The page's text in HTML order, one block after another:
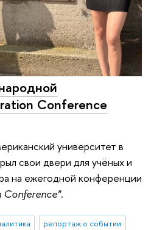
Conference
университет в
свои двери для учёных и
на ежегодной конференции
Conference".
репортаж о событии